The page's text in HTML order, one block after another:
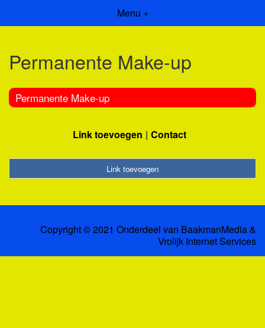
Menu +
Permanente Make-up
Permanente Make-up
Link toevoegen Contact
Link toevoegen
Copyright © 2021 Onderdeel van BaakmanMedia&
Vrolijk Internet Services